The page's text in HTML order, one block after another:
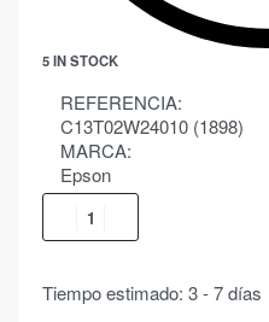
5 IN STOCK
REFERENCIA:
C13T02W24010 (1898)
MARCA:
Epson
Tiempo estimado: 3 - 7 días